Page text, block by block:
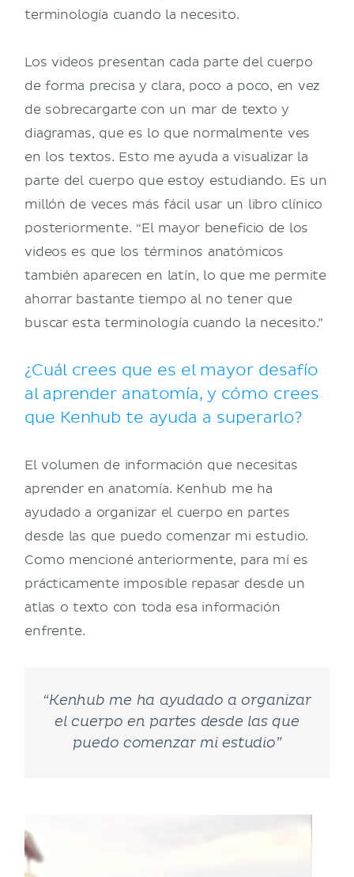
terminología cuando la necesito.
Los videos presentan cada parte del cuerpo
de forma precisa y clara, poco a poco, en vez
de sobrecargarte con un mar de texto y
diagramas, que es lo que normalmente ves
en los textos. Esto me ayuda a visualizar la
parte del cuerpo que estoy estudiando. Es un
millón de veces más fácil usar un libro clínico
posteriormente. “El mayor beneficio de los
videos es que los términos anatómicos
también aparecen en latín, lo que me permite
ahorrar bastante tiempo al no tener que
buscar esta terminología cuando la necesito.”
¿Cuál crees que es el mayor desafío
al aprender anatomía, y cómo crees
que Kenhub te ayuda a superarlo?
El volumen de información que necesitas
aprender en anatomía. Kenhub me ha
ayudado a organizar el cuerpo en partes
desde las que puedo comenzar mi estudio.
Como mencioné anteriormente, para mí es
prácticamente imposible repasar desde un
atlas o texto con toda esa información
enfrente.
“Kenhub me ha ayudado a organizar
el cuerpo en partes desde las que
puedo comenzar mi estudio”